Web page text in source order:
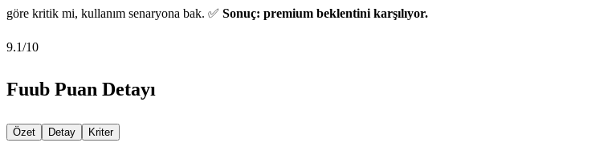
göre kritik mi, kullanım senaryona bak. ✅ Sonuç: premium beklentini karşılıyor.
9.1/10
Fuub Puan Detayı
Özet Detay Kriter